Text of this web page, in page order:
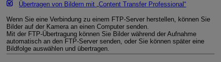
Übertragen von Bildern mit „Content Transfer Professional“
Wenn Sie eine Verbindung zu einem FTP-Server herstellen, können Sie
Bilder auf der Kamera an einen Computer senden.
Mit der FTP-Übertragung können Sie Bilder während der Aufnahme
automatisch an den FTP-Server senden, oder Sie können später eine
Bildfolge auswählen und übertragen.